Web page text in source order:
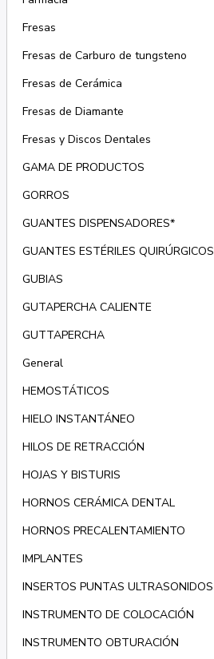
Fresas
Fresas de Carburo de tungsteno
Fresas de Cerámica
Fresas de Diamante
Fresas y Discos Dentales
GAMA DE PRODUCTOS
GORROS
GUANTES DISPENSADORES*
GUANTES ESTÉRILES QUIRÚRGICOS
GUBIAS
GUTAPERCHA CALIENTE
GUTTAPERCHA
General
HEMOSTÁTICOS
HIELO INSTANTÁNEO
HILOS DE RETRACCIÓN
HOJAS Y BISTURIS
HORNOS CERÁMICA DENTAL
HORNOS PRECALENTAMIENTO
IMPLANTES
INSERTOS PUNTAS ULTRASONIDOS
INSTRUMENTO DE COLOCACIÓN
INSTRUMENTO OBTURACIÓN